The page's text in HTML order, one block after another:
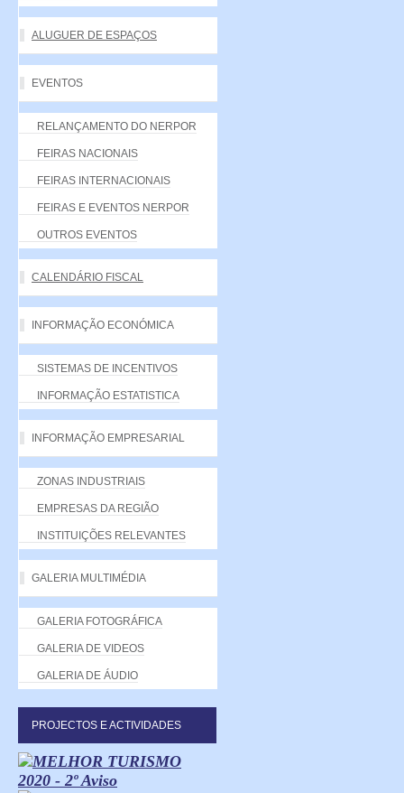
ALUGUER DE ESPAÇOS
EVENTOS
RELANÇAMENTO DO NERPOR
FEIRAS NACIONAIS
FEIRAS INTERNACIONAIS
FEIRAS E EVENTOS NERPOR
OUTROS EVENTOS
CALENDÁRIO FISCAL
INFORMAÇÃO ECONÓMICA
SISTEMAS DE INCENTIVOS
INFORMAÇÃO ESTATISTICA
INFORMAÇÃO EMPRESARIAL
ZONAS INDUSTRIAIS
EMPRESAS DA REGIÃO
INSTITUIÇÕES RELEVANTES
GALERIA MULTIMÉDIA
GALERIA FOTOGRÁFICA
GALERIA DE VIDEOS
GALERIA DE ÁUDIO
PROJECTOS E ACTIVIDADES